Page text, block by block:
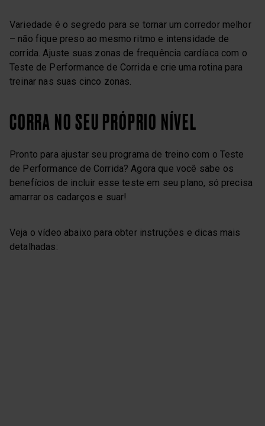
Variedade é o segredo para se tornar um corredor melhor
– não fique preso ao mesmo ritmo e intensidade de
corrida. Ajuste suas zonas de frequência cardíaca com o
Teste de Performance de Corrida e crie uma rotina para
treinar nas suas cinco zonas.
CORRA NO SEU PRÓPRIO NÍVEL
Pronto para ajustar seu programa de treino com o Teste
de Performance de Corrida? Agora que você sabe os
benefícios de incluir esse teste em seu plano, só precisa
amarrar os cadarços e suar!
Veja o vídeo abaixo para obter instruções e dicas mais
detalhadas: